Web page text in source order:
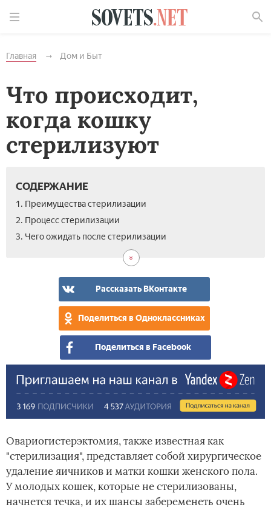
Главная Дом и Быт
Что происходит,
когда кошку
стерилизуют
СОДЕРЖАНИЕ
1. Преимущества стерилизации
2. Процесс стерилизации
3. Чего ожидать после стерилизации
Рассказать ВКонтакте
Поделиться в Одноклассниках
Поделиться в Facebook
Овариогистерэктомия, также известная как
"стерилизация", представляет собой хирургическое
удаление яичников и матки кошки женского пола.
У молодых кошек, которые не стерилизованы,
начнется течка, и их шансы забеременеть очень